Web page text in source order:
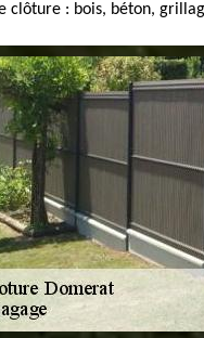
clôture : bois, béton,